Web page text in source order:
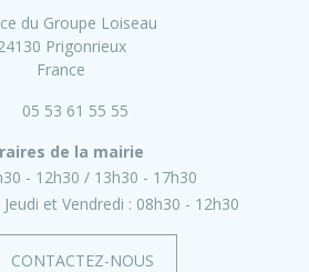
du Groupe Loiseau
Prigonrieux
France
05 53 61 55 55
de la mairie
- 12h30
13h30 - 17h30
et Vendredi : 08h30 - 12h30
CONTACTEZ-NOUS